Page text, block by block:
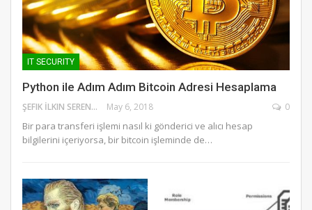
IT SECURITY
Python ile Adım Adım Bitcoin Adresi Hesaplama
ŞEFIK İLKIN SERENGIL May 6, 2018 0
Bir para transferi işlemi nasıl ki gönderici ve alıcı hesap
bilgilerini içeriyorsa, bir bitcoin işleminde de…